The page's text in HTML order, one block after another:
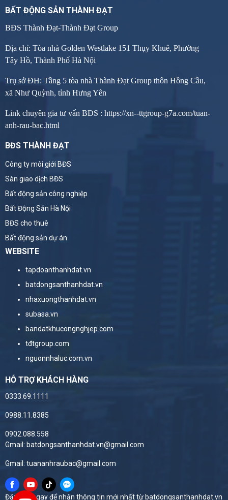
BẤT ĐỘNG SẢN THÀNH ĐẠT
BĐS Thành Đạt-Thành Đạt Group
Địa chỉ: Tòa nhà Golden Westlake 151 Thụy Khuê, Phường
Tây Hồ, Thành Phố Hà Nội
Trụ sở ĐH: Tầng 5 tòa nhà Thành Đạt Group thôn Hồng Cầu,
xã Như Quỳnh, tỉnh Hưng Yên
Link chuyên gia tư vấn BĐS : https://xn--ttgroup-g7a.com/tuan-
anh-rau-bac.html
BĐS THÀNH ĐẠT
Công ty môi giới BĐS
Sàn giao dịch BĐS
Bất động sản công nghiệp
Bất Động Sản Hà Nội
BĐS cho thuê
Bất động sản dự án
WEBSITE
tapdoanthanhdat.vn
batdongsanthanhdat.vn
nhaxuongthanhdat.vn
subasa.vn
bandatkhucongnghjep.com
tđtgroup.com
nguonnhaluc.com.vn
HỖ TRỢ KHÁCH HÀNG
0333.69.1111
0988.11.8385
0902.088.558
Gmail: batdongsanthanhdat.vn@gmail.com
Gmail: tuananhraubac@gmail.com
Đăng ký ngay để nhận thông tin mới nhất từ batdongsanthanhdat.vn